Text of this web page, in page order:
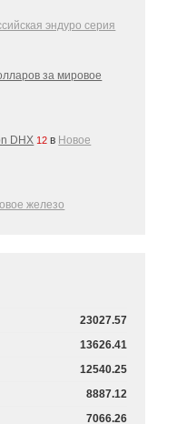
эндуро серия
за мировое
DHX 12 в Новое
железо
23027.57
13626.41
12540.25
8887.12
7066.26